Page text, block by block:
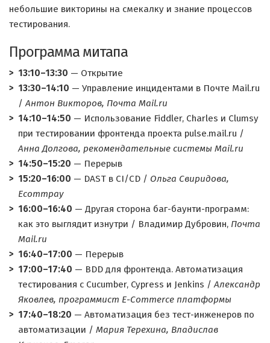
небольшие викторины на смекалку и знание процессов
тестирования.
Программа митапа
13:10–13:30 — Открытие
13:30–14:10 — Управление инцидентами в Почте Mail.ru
/Антон Викторов, Почта Mail.ru
14:10–14:50 — Использование Fiddler, Charles и Сlumsy
при тестировании фронтенда проекта pulse.mail.ru /
Анна Долгова, рекомендательные системы Mail.ru
14:50–15:20 — Перерыв
15:20–16:00 — DAST в CI/CD / Ольга Свиридова,
Ecommpay
16:00–16:40 — Другая сторона баг-баунти-программ:
как это выглядит изнутри / Владимир Дубровин, Почта
Mail.ru
16:40–17:00 — Перерыв
17:00–17:40 — BDD для фронтенда. Автоматизация
тестирования с Cucumber, Cypress и Jenkins /Александр
Яковлев, программист E-Commerce платформы
17:40–18:20 — Автоматизация без тест-инженеров по
автоматизации / Мария Терехина, Владислав